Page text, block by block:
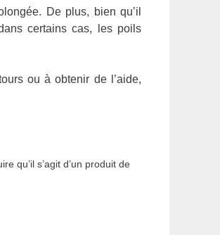
De plus, bien qu’il
certains cas, les poils
ou à obtenir de l’aide,
qu’il s’agit d’un produit de